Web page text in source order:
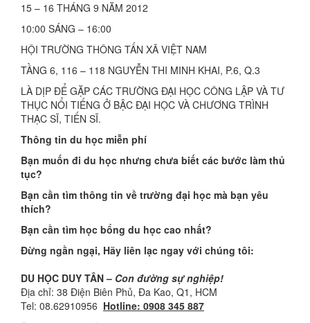
15 – 16 THÁNG 9 NĂM 2012
10:00 SÁNG – 16:00
HỘI TRƯỜNG THÔNG TẤN XÃ VIỆT NAM
TẦNG 6, 116 – 118 NGUYỄN THI MINH KHAI, P.6, Q.3
LÀ DỊP ĐỂ GẶP CÁC TRƯỜNG ĐẠI HỌC CÔNG LẬP VÀ TƯ
THỤC NỔI TIẾNG Ở BẬC ĐẠI HỌC VÀ CHƯƠNG TRÌNH
THẠC SĨ, TIẾN SĨ.
Thông tin du học miễn phí
Bạn muốn đi du học nhưng chưa biết các bước làm thủ
tục?
Bạn cần tìm thông tin về trường đại học mà bạn yêu
thích?
Bạn cần tìm học bổng du học cao nhất?
Đừng ngần ngại, Hãy liên lạc ngay với chúng tôi:
DU HỌC DUY TÂN – Con đường sự nghiệp!
Địa chỉ: 38 Điện Biên Phủ, Đa Kao, Q1, HCM
Tel: 08.62910956 Hotline: 0908 345 887